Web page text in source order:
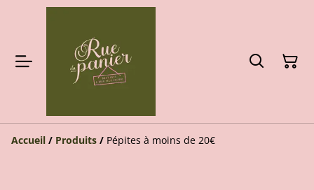
Accueil / Produits / Pépites à moins de 20€